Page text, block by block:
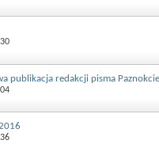
publikacja redakcji pisma Paznokcie